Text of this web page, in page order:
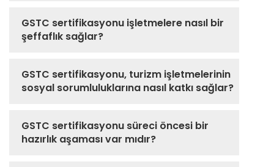
GSTC sertifikasyonu işletmelere nasıl bir
şeffaflık sağlar?
GSTC sertifikasyonu, turizm işletmelerinin
sosyal sorumluluklarına nasıl katkı sağlar?
GSTC sertifikasyonu süreci öncesi bir
hazırlık aşaması var mıdır?